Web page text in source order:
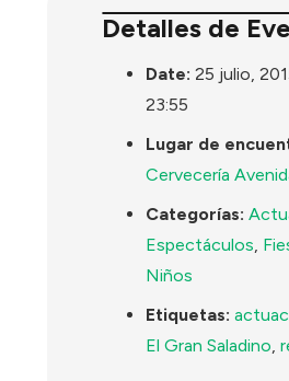
Detalles de
Date: 25 julio,
23:55
Lugar de
Cervecería
Categorías:
Espectáculos,
Niños
Etiquetas:
El Gran Saladino,